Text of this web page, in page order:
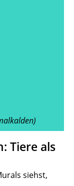
Tiere als
siehst,